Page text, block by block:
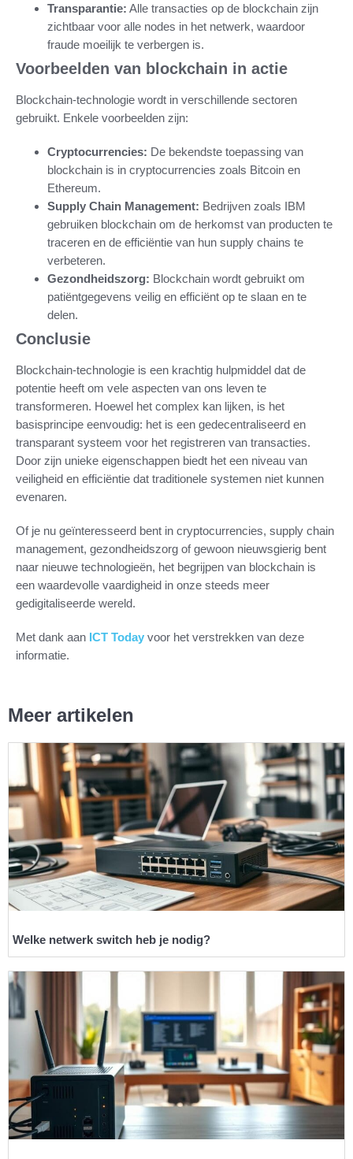
Transparantie: Alle transacties op de blockchain zijn
zichtbaar voor alle nodes in het netwerk, waardoor
fraude moeilijk te verbergen is.
Voorbeelden van blockchain in actie
Blockchain-technologie wordt in verschillende sectoren
gebruikt. Enkele voorbeelden zijn:
Cryptocurrencies: De bekendste toepassing van
blockchain is in cryptocurrencies zoals Bitcoin en
Ethereum.
Supply Chain Management: Bedrijven zoals IBM
gebruiken blockchain om de herkomst van producten te
traceren en de efficiëntie van hun supply chains te
verbeteren.
Gezondheidszorg: Blockchain wordt gebruikt om
patiëntgegevens veilig en efficiënt op te slaan en te
delen.
Conclusie
Blockchain-technologie is een krachtig hulpmiddel dat de
potentie heeft om vele aspecten van ons leven te
transformeren. Hoewel het complex kan lijken, is het
basisprincipe eenvoudig: het is een gedecentraliseerd en
transparant systeem voor het registreren van transacties.
Door zijn unieke eigenschappen biedt het een niveau van
veiligheid en efficiëntie dat traditionele systemen niet kunnen
evenaren.
Of je nu geïnteresseerd bent in cryptocurrencies, supply chain
management, gezondheidszorg of gewoon nieuwsgierig bent
naar nieuwe technologieën, het begrijpen van blockchain is
een waardevolle vaardigheid in onze steeds meer
gedigitaliseerde wereld.
Met dank aan ICT Today voor het verstrekken van deze
informatie.
Meer artikelen
Welke netwerk switch heb je nodig?